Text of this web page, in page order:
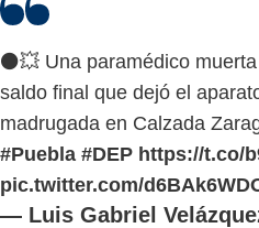
⚫️💥 Una paramédico
saldo final que dejó el
madrugada en Calzada
#Puebla #DEP https://t.co/
pic.twitter.com/
— Luis Gabriel